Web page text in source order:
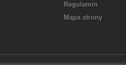
Regulamin
Mapa strony